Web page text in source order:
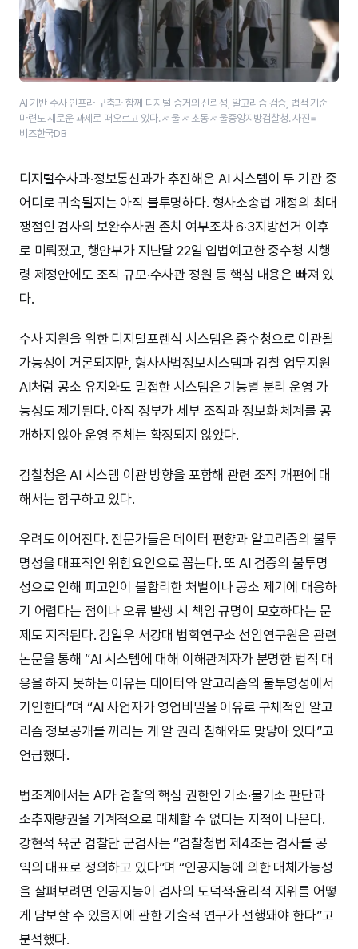
AI 기반 수사 인프라 구축과 함께 디지털 증거의 신뢰성, 알고리즘 검증, 법적 기준
마련도 새로운 과제로 떠오르고 있다. 서울 서초동 서울중앙지방검찰청. 사진=
비즈한국DB
디지털수사과·정보통신과가 추진해온 AI 시스템이 두 기관 중
어디로 귀속될지는 아직 불투명하다. 형사소송법 개정의 최대
쟁점인 검사의 보완수사권 존치 여부조차 6·3지방선거 이후
로 미뤄졌고, 행안부가 지난달 22일 입법예고한 중수청 시행
령 제정안에도 조직 규모·수사관 정원 등 핵심 내용은 빠져 있
다.
수사 지원을 위한 디지털포렌식 시스템은 중수청으로 이관될
가능성이 거론되지만, 형사사법정보시스템과 검찰 업무지원
AI처럼 공소 유지와도 밀접한 시스템은 기능별 분리 운영 가
능성도 제기된다. 아직 정부가 세부 조직과 정보화 체계를 공
개하지 않아 운영 주체는 확정되지 않았다.
검찰청은 AI 시스템 이관 방향을 포함해 관련 조직 개편에 대
해서는 함구하고 있다.
우려도 이어진다. 전문가들은 데이터 편향과 알고리즘의 불투
명성을 대표적인 위험요인으로 꼽는다. 또 AI 검증의 불투명
성으로 인해 피고인이 불합리한 처벌이나 공소 제기에 대응하
기 어렵다는 점이나 오류 발생 시 책임 규명이 모호하다는 문
제도 지적된다. 김일우 서강대 법학연구소 선임연구원은 관련
논문을 통해 “AI 시스템에 대해 이해관계자가 분명한 법적 대
응을 하지 못하는 이유는 데이터와 알고리즘의 불투명성에서
기인한다”며 “AI 사업자가 영업비밀을 이유로 구체적인 알고
리즘 정보공개를 꺼리는 게 알 권리 침해와도 맞닿아 있다”고
언급했다.
법조계에서는 AI가 검찰의 핵심 권한인 기소·불기소 판단과
소추재량권을 기계적으로 대체할 수 없다는 지적이 나온다.
강현석 육군 검찰단 군검사는 “검찰청법 제4조는 검사를 공
익의 대표로 정의하고 있다”며 “인공지능에 의한 대체가능성
을 살펴보려면 인공지능이 검사의 도덕적·윤리적 지위를 어떻
게 담보할 수 있을지에 관한 기술적 연구가 선행돼야 한다”고
분석했다.